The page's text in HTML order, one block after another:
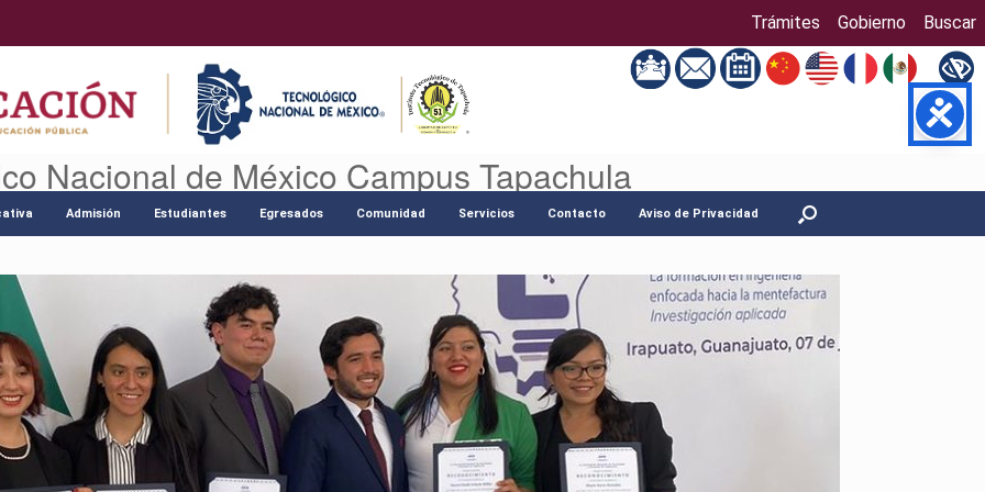
Trámites Gobierno Buscar
Nacional de México Campus Tapachula
Admisión Estudiantes Egresados Comunidad Servicios Contacto Aviso de Privacidad